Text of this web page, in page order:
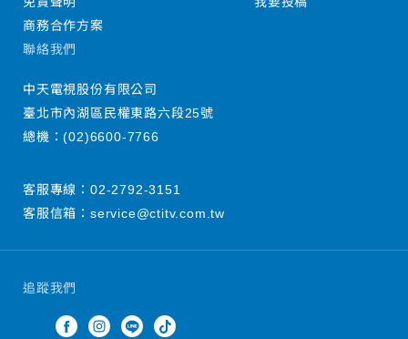
追蹤我們
商務合作方案
聯絡我們
中天電視股份有限公司
臺北市內湖區民權東路六段25號
總機：(02)6600-7766
客服專線： 02-2792-3151
客服信箱： service@ctitv.com.tw